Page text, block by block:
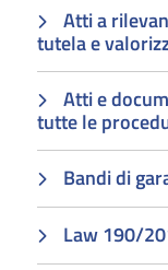
Atti a
tutela e
Atti e
tutte le
Bandi di
Law 190/